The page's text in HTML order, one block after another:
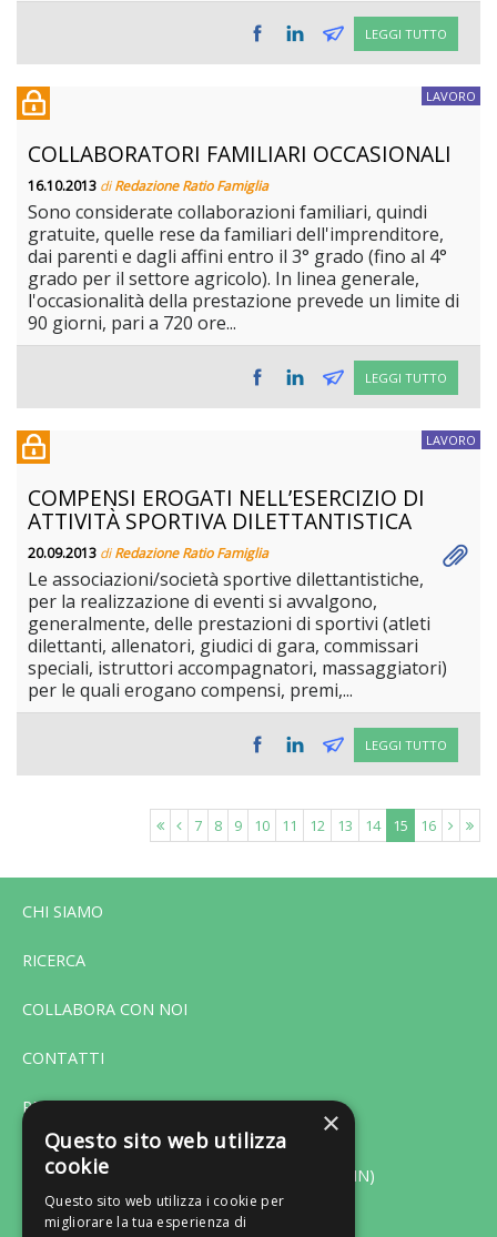
LEGGI TUTTO
LAVORO
COLLABORATORI FAMILIARI OCCASIONALI
16.10.2013 diRedazione Ratio Famiglia
Sono considerate collaborazioni familiari, quindi
gratuite, quelle rese da familiari dell'imprenditore,
dai parenti e dagli affini entro il 3° grado (fino al 4°
grado per il settore agricolo). In linea generale,
l'occasionalità della prestazione prevede un limite di
90 giorni, pari a 720 ore...
LEGGI TUTTO
LAVORO
COMPENSI EROGATI NELL’ESERCIZIO DI
ATTIVITÀ SPORTIVA DILETTANTISTICA
20.09.2013 diRedazione Ratio Famiglia
Le associazioni/società sportive dilettantistiche,
per la realizzazione di eventi si avvalgono,
generalmente, delle prestazioni di sportivi (atleti
dilettanti, allenatori, giudici di gara, commissari
speciali, istruttori accompagnatori, massaggiatori)
per le quali erogano compensi, premi,...
LEGGI TUTTO
7 8 9 10 11 12 13 14 15 16
CHI SIAMO
RICERCA
COLLABORA CON NOI
CONTATTI
PRIVACY
Via F. Bonfiglio 33 - 46042 Castel Goffredo (MN)
Tel. 0376-775130 - Fax 0376-770151
×
Questo sito web utilizza
cookie
Questo sito web utilizza i cookie per
migliorare la tua esperienza di